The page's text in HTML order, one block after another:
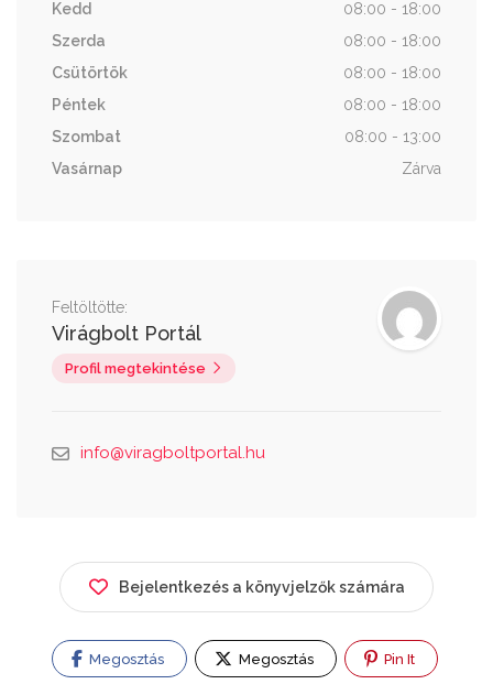
Kedd
08:00 - 18:00
Szerda
08:00 - 18:00
Csütörtök
08:00 - 18:00
Péntek
08:00 - 18:00
Szombat
08:00 - 13:00
Vasárnap
Zárva
Feltöltötte:
Virágbolt Portál
Profil megtekintése
info@viragboltportal.hu
Bejelentkezés a könyvjelzők számára
Megosztás Megosztás Pin It